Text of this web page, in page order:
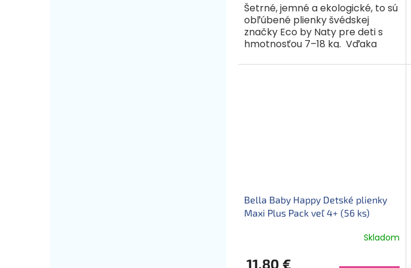
Šetrné, jemné a ekologické, to sú
obľúbené plienky švédskej
značky Eco by Naty pre deti s
hmotnosťou 7–18 kg. Vďaka
viac sajú. Sú šetrné ako pre...
Bella Baby Happy Detské plienky
Maxi Plus Pack veľ 4+ (56 ks)
Skladom
11,80 €